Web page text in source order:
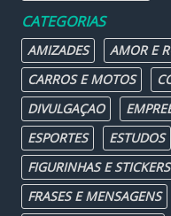
CATEGORIAS
AMIZADES AMOR E
CARROS E MOTOS
DIVULGAÇAO
ESPORTES
ESTUDOS
FIGURINHAS E STICKERS
FRASES E MENSAGENS